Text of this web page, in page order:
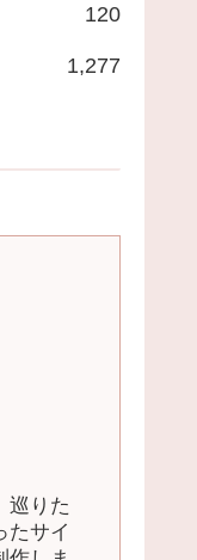
120
1,277
巡りた
たサイ